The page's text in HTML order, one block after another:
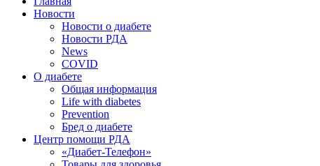
Новости
Новости о диабете
Новости РДА
News
COVID
О диабете
Общая информация
Life with diabetes
Prevention
Бред о диабете
Центр помощи РДА
«Диабет-Телефон»